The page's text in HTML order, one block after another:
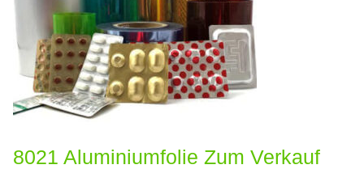
8021 Aluminiumfolie Zum Verkauf